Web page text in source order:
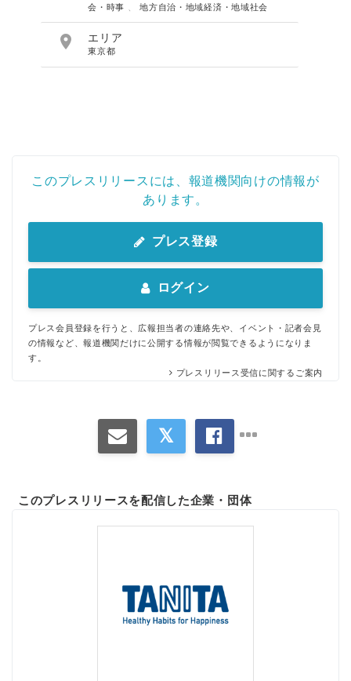
会・時事
、地方自治・地域経済・地域社会
 エリア
東京都
このプレスリリースには、報道機関向けの情報が
あります。
プレス登録
ログイン
プレス会員登録を行うと、広報担当者の連絡先や、イベント・記者会見
の情報など、報道機関だけに公開する情報が閲覧できるようになりま
す。
プレスリリース受信に関するご案内
このプレスリリースを配信した企業・団体